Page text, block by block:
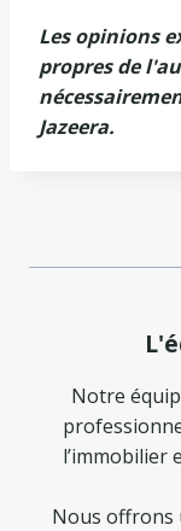
Les opinions
propres de
Jazeera.
Notre
l’immobilier
Nous offrons